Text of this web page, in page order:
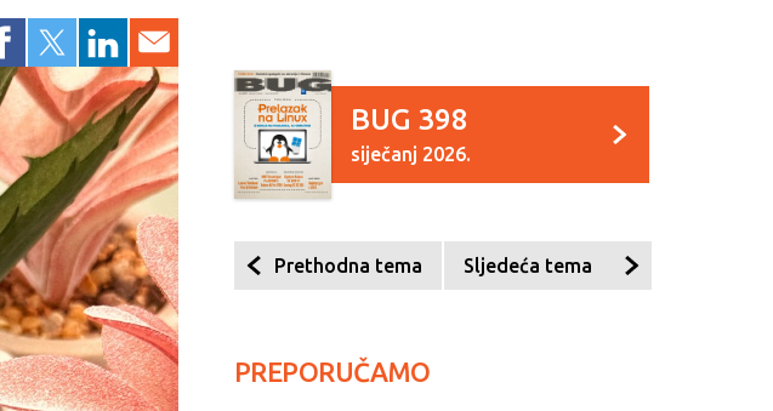
BUG 398
siječanj 2026.
Prethodna tema Sljedeća tema
PREPORUČAMO